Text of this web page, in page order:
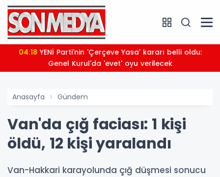
04:18
Genel Kurul'da 'evet' oyu verilecek
Anasayfa Gündem
Van'da çığ faciası: 1 kişi
öldü, 12 kişi yaralandı
Van-Hakkari karayolunda çığ düşmesi sonucu